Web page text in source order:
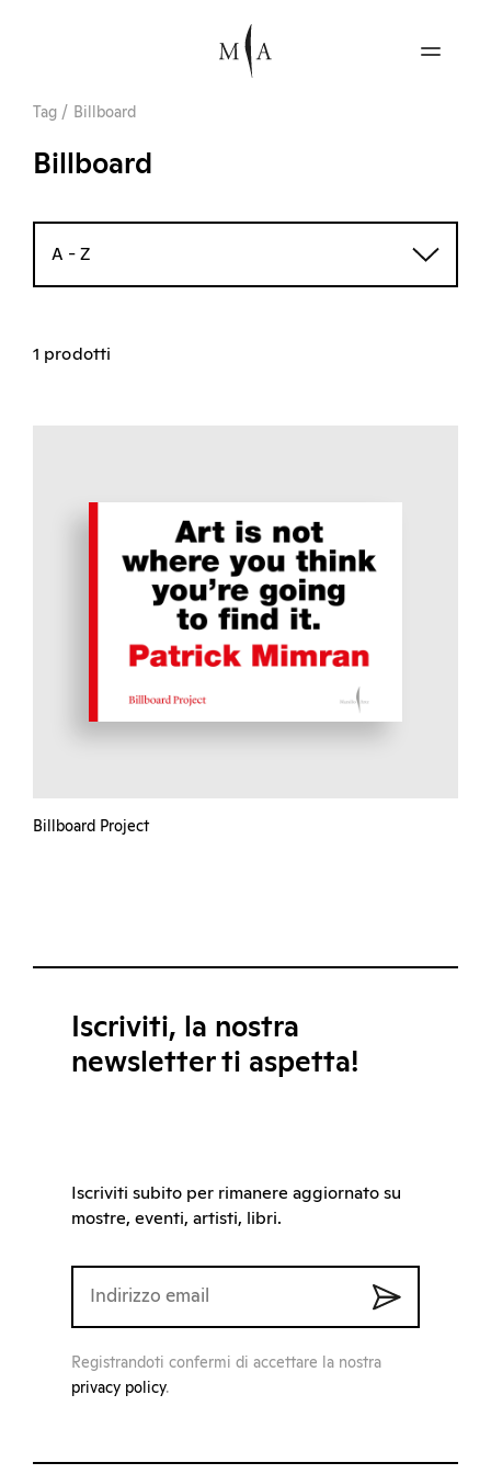
Tag / Billboard
Billboard
A - Z
1 prodotti
Billboard Project
Iscriviti, la nostra
newsletter ti aspetta!
Iscriviti subito per rimanere aggiornato su
mostre, eventi, artisti, libri.
Registrandoti confermi di accettare la nostra
privacy policy.